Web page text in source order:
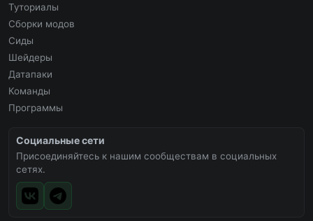
Туториалы
Сборки модов
Сиды
Шейдеры
Датапаки
Команды
Программы
Социальные сети
Присоединяйтесь к нашим сообществам в социальных
сетях.